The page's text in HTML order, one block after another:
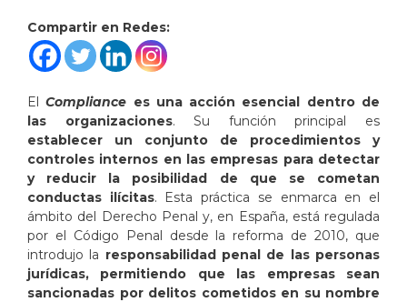
Compartir en Redes:
ElCompliance es una acción esencial dentro de
las organizaciones. Su función principal es
establecer un conjunto de procedimientos y
controles internos en las empresas para detectar
y reducir la posibilidad de que se cometan
conductas ilícitas. Esta práctica se enmarca en el
ámbito del Derecho Penal y, en España, está regulada
por el Código Penal desde la reforma de 2010, que
introdujo la responsabilidad penal de las personas
jurídicas, permitiendo que las empresas sean
sancionadas por delitos cometidos en su nombre